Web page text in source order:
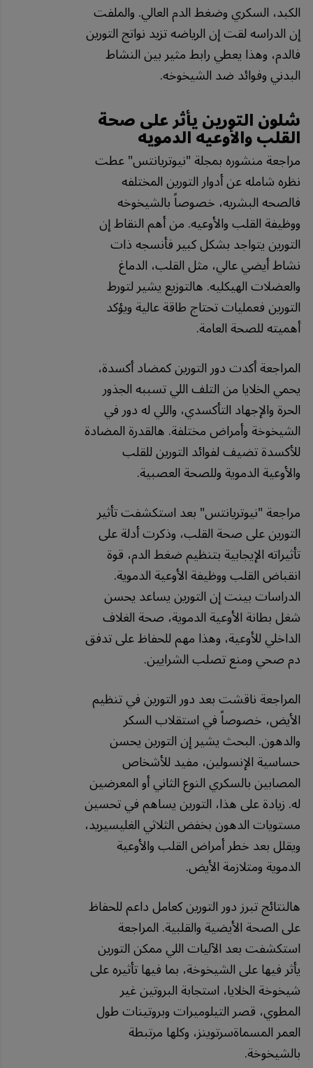
الكبد، السكري وضغط الدم العالي. والملفت
إن الدراسه لقت إن الرياضه تزيد نواتج التورين
فالدم، وهذا يعطي رابط مثير بين النشاط
البدني وفوائد ضد الشيخوخه.
شلون التورين يأثر على صحة
القلب والأوعيه الدمويه
مراجعة منشوره بمجلة "نيوتريانتس" عطت
نظره شامله عن أدوار التورين المختلفه
فالصحه البشريه، خصوصاً بالشيخوخه
ووظيفة القلب والأوعيه. من أهم النقاط إن
التورين يتواجد بشكل كبير فأنسجه ذات
نشاط أيضي عالي، مثل القلب، الدماغ
والعضلات الهيكليه. هالتوزيع يشير لتورط
التورين فعمليات تحتاج طاقة عالية ويؤكد
أهميته للصحة العامة.
المراجعة أكدت دور التورين كمضاد أكسدة،
يحمي الخلايا من التلف اللي تسببه الجذور
الحرة والإجهاد التأكسدي، واللي له دور في
الشيخوخة وأمراض مختلفة. هالقدرة المضادة
للأكسدة تضيف لفوائد التورين للقلب
والأوعية الدموية وللصحة العصبية.
مراجعة "نيوتريانتس" بعد استكشفت تأثير
التورين على صحة القلب، وذكرت أدلة على
تأثيراته الإيجابية بتنظيم ضغط الدم، قوة
انقباض القلب ووظيفة الأوعية الدموية.
الدراسات بينت إن التورين يساعد يحسن
شغل بطانة الأوعية الدموية، صحة الغلاف
الداخلي للأوعية، وهذا مهم للحفاظ على تدفق
دم صحي ومنع تصلب الشرايين.
المراجعة ناقشت بعد دور التورين في تنظيم
الأيض، خصوصاً في استقلاب السكر
والدهون. البحث يشير إن التورين يحسن
حساسية الإنسولين، مفيد للأشخاص
المصابين بالسكري النوع الثاني أو المعرضين
له. زيادة على هذا، التورين يساهم في تحسين
مستويات الدهون بخفض الثلاثي الغليسيريد،
ويقلل بعد خطر أمراض القلب والأوعية
الدموية ومتلازمة الأيض.
هالنتائج تبرز دور التورين كعامل داعم للحفاظ
على الصحة الأيضية والقلبية. المراجعة
استكشفت بعد الآليات اللي ممكن التورين
يأثر فيها على الشيخوخة، بما فيها تأثيره على
شيخوخة الخلايا، استجابة البروتين غير
المطوي، قصر التيلوميرات وبروتينات طول
العمر المسماةسرتوينز، وكلها مرتبطة
بالشيخوخة.